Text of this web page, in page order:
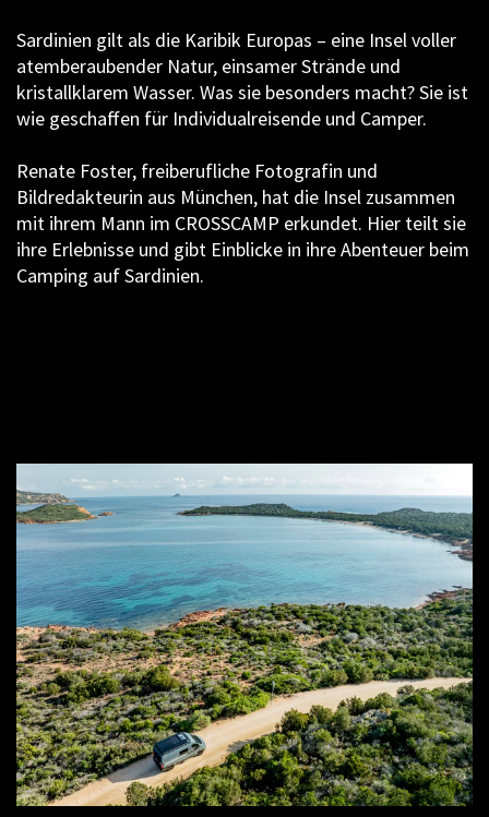
Sardinien gilt als die Karibik Europas – eine Insel voller
atemberaubender Natur, einsamer Strände und
kristallklarem Wasser. Was sie besonders macht? Sie ist
wie geschaffen für Individualreisende und Camper.
Renate Foster, freiberufliche Fotografin und
Bildredakteurin aus München, hat die Insel zusammen
mit ihrem Mann im CROSSCAMP erkundet. Hier teilt sie
ihre Erlebnisse und gibt Einblicke in ihre Abenteuer beim
Camping auf Sardinien.